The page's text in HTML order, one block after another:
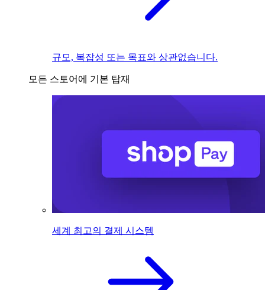
규모, 복잡성 또는 목표와 상관없습니다.
모든 스토어에 기본 탑재
세계 최고의 결제 시스템